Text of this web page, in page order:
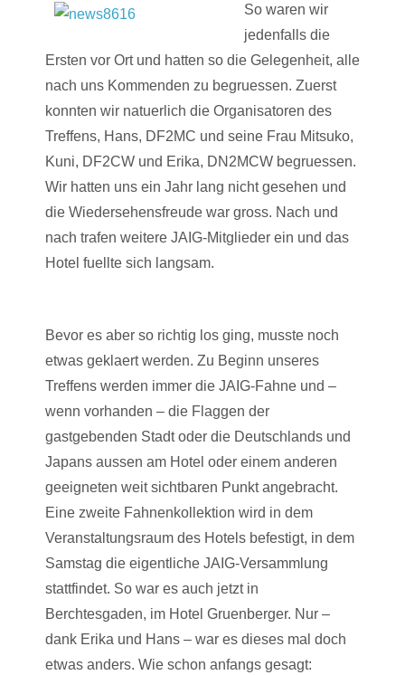
So waren wir
jedenfalls die
Ersten vor Ort und hatten so die Gelegenheit, alle
nach uns Kommenden zu begruessen. Zuerst
konnten wir natuerlich die Organisatoren des
Treffens, Hans, DF2MC und seine Frau Mitsuko,
Kuni, DF2CW und Erika, DN2MCW begruessen.
Wir hatten uns ein Jahr lang nicht gesehen und
die Wiedersehensfreude war gross. Nach und
nach trafen weitere JAIG-Mitglieder ein und das
Hotel fuellte sich langsam.
Bevor es aber so richtig los ging, musste noch
etwas geklaert werden. Zu Beginn unseres
Treffens werden immer die JAIG-Fahne und –
wenn vorhanden – die Flaggen der
gastgebenden Stadt oder die Deutschlands und
Japans aussen am Hotel oder einem anderen
geeigneten weit sichtbaren Punkt angebracht.
Eine zweite Fahnenkollektion wird in dem
Veranstaltungsraum des Hotels befestigt, in dem
Samstag die eigentliche JAIG-Versammlung
stattfindet. So war es auch jetzt in
Berchtesgaden, im Hotel Gruenberger. Nur –
dank Erika und Hans – war es dieses mal doch
etwas anders. Wie schon anfangs gesagt: